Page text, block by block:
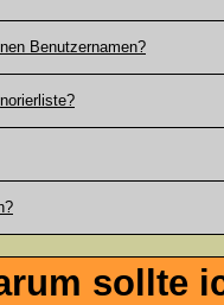
Benutzernamen?
sollte